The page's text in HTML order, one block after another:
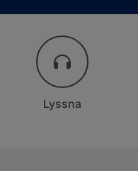
Lyssna